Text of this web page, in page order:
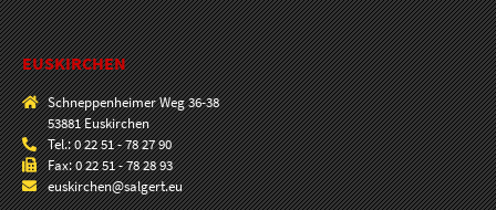
EUSKIRCHEN
Schneppenheimer Weg 36-38
53881 Euskirchen
Tel.: 0 22 51 - 78 27 90
Fax: 0 22 51 - 78 28 93
euskirchen@salgert.eu